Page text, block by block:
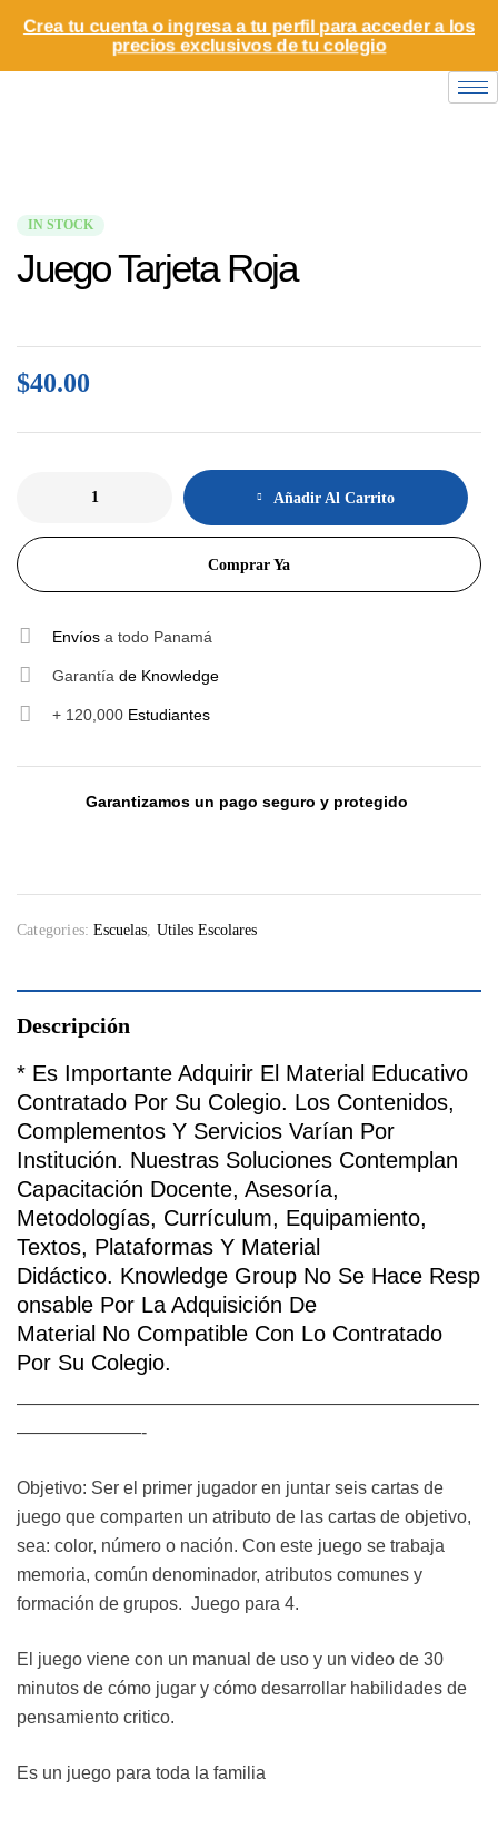
Crea tu cuenta o ingresa a tu perfil para acceder a los
precios exclusivos de tu colegio
IN STOCK
Juego Tarjeta Roja
$40.00
Añadir Al Carrito
Comprar Ya
Envíos a todo Panamá
Garantía de Knowledge
+ 120,000Estudiantes
Garantizamos un pago seguro y protegido
Categories: Escuelas, Utiles Escolares
Descripción
* Es Importante Adquirir El Material Educativo
Contratado Por Su Colegio. Los Contenidos,
Complementos Y Servicios Varían Por
Institución. Nuestras Soluciones Contemplan
Capacitación Docente, Asesoría,
Metodologías, Currículum, Equipamiento,
Textos, Plataformas Y Material
Didáctico. Knowledge Group No Se Hace Resp
Onsable Por La Adquisición De
Material No Compatible Con Lo Contratado
Por Su Colegio.
——————————————————————————
———————-
Objetivo: Ser el primer jugador en juntar seis cartas de
juego que comparten un atributo de las cartas de objetivo,
sea: color, número o nación. Con este juego se trabaja
memoria, común denominador, atributos comunes y
formación de grupos. Juego para 4.
El juego viene con un manual de uso y un video de 30
minutos de cómo jugar y cómo desarrollar habilidades de
pensamiento critico.
Es un juego para toda la familia